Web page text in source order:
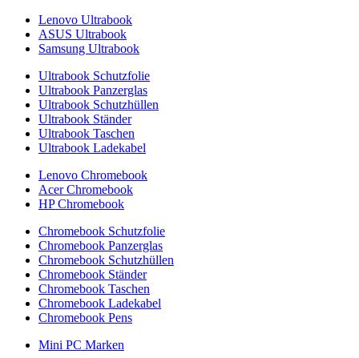
Lenovo Ultrabook
ASUS Ultrabook
Samsung Ultrabook
Ultrabook Schutzfolie
Ultrabook Panzerglas
Ultrabook Schutzhüllen
Ultrabook Ständer
Ultrabook Taschen
Ultrabook Ladekabel
Lenovo Chromebook
Acer Chromebook
HP Chromebook
Chromebook Schutzfolie
Chromebook Panzerglas
Chromebook Schutzhüllen
Chromebook Ständer
Chromebook Taschen
Chromebook Ladekabel
Chromebook Pens
Mini PC Marken